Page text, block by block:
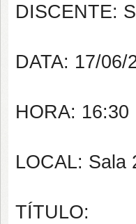
DISCENTE:
DATA: 17/06/
HORA: 16:30
LOCAL: Sala
TÍTULO: